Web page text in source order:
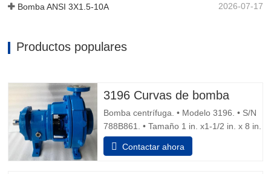
Bomba ANSI 3X1.5-10A 2026-07-17
Productos populares
3196 Curvas de bomba
Bomba centrífuga. • Modelo 3196. • S/N
788B861. • Tamaño 1 in. x1-1/2 in. x 8 in.
• Sellos mecánicos dobles de descarga
de agua. Motor 1.5 hp, 1,730 rpm,
Contactar ahora